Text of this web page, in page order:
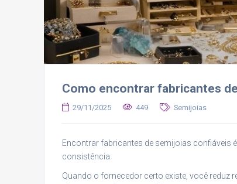
Como encontrar fabricantes
29/11/2025 449 Semijoias
Encontrar fabricantes de semijoias confiáveis
consistência.
Quando o fornecedor certo existe, você reduz